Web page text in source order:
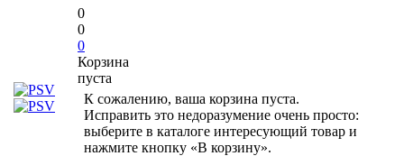
0
0
0
Корзина
пуста
К сожалению, ваша корзина пуста.
Исправить это недоразумение очень просто:
выберите в каталоге интересующий товар и
нажмите кнопку «В корзину».